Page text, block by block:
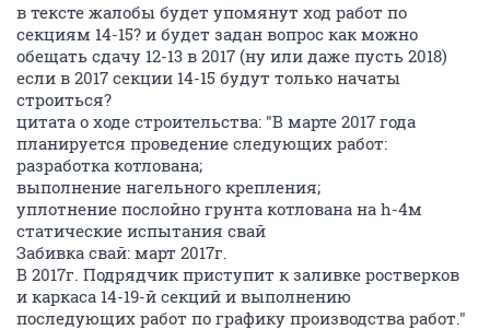
в тексте жалобы будет упомянут ход работ по
секциям 14-15? и будет задан вопрос как можно
обещать сдачу 12-13 в 2017 (ну или даже пусть 2018)
если в 2017 секции 14-15 будут только начаты
строиться?
цитата о ходе строительства: "В марте 2017 года
планируется проведение следующих работ:
разработка котлована;
выполнение нагельного крепления;
уплотнение послойно грунта котлована на h-4м
статические испытания свай
Забивка свай: март 2017г.
В 2017г. Подрядчик приступит к заливке ростверков
и каркаса 14-19-й секций и выполнению
последующих работ по графику производства работ."